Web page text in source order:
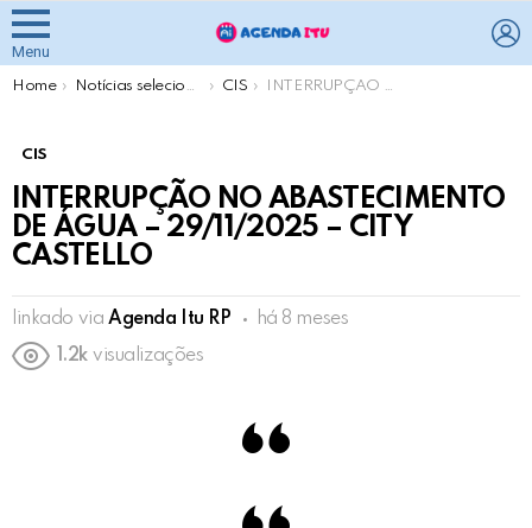
Menu
You are here:
Home Notícias selecionadas pela Agenda Itu CIS INTERRUPÇÃO NO ABASTECIMENTO DE ÁGUA – 29/11/2025 – CITY CASTELLO
CIS
INTERRUPÇÃO NO ABASTECIMENTO
DE ÁGUA – 29/11/2025 – CITY
CASTELLO
linkado via Agenda Itu RP
há 8 meses
1.2k visualizações